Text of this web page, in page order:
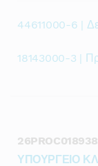
44611000-6 |
18143000-3 |
ΥΠΟΥΡΓΕΙΟ